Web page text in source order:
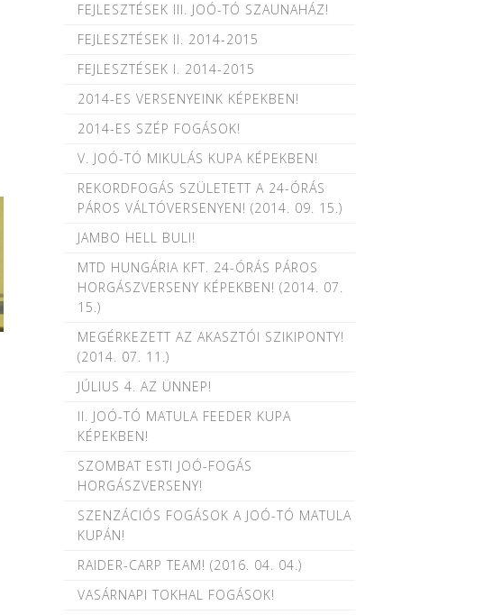
FEJLESZTÉSEK III. JOÓ-TÓ SZAUNAHÁZ!
FEJLESZTÉSEK II. 2014-2015
FEJLESZTÉSEK I. 2014-2015
2014-ES VERSENYEINK KÉPEKBEN!
2014-ES SZÉP FOGÁSOK!
V. JOÓ-TÓ MIKULÁS KUPA KÉPEKBEN!
REKORDFOGÁS SZÜLETETT A 24-ÓRÁS
PÁROS VÁLTÓVERSENYEN! (2014. 09. 15.)
JAMBO HELL BULI!
MTD HUNGÁRIA KFT. 24-ÓRÁS PÁROS
HORGÁSZVERSENY KÉPEKBEN! (2014. 07.
15.)
MEGÉRKEZETT AZ AKASZTÓI SZIKIPONTY!
(2014. 07. 11.)
JÚLIUS 4. AZ ÜNNEP!
II. JOÓ-TÓ MATULA FEEDER KUPA
KÉPEKBEN!
SZOMBAT ESTI JOÓ-FOGÁS
HORGÁSZVERSENY!
SZENZÁCIÓS FOGÁSOK A JOÓ-TÓ MATULA
KUPÁN!
RAIDER-CARP TEAM! (2016. 04. 04.)
VASÁRNAPI TOKHAL FOGÁSOK!